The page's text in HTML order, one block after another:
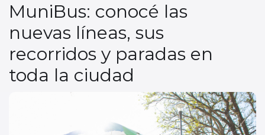
MuniBus: conocé las
nuevas líneas, sus
recorridos y paradas en
toda la ciudad